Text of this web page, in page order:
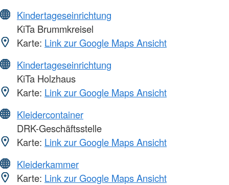
Kindertageseinrichtung
KiTa Brummkreisel
Karte: Link zur Google Maps Ansicht
Kindertageseinrichtung
KiTa Holzhaus
Karte: Link zur Google Maps Ansicht
Kleidercontainer
DRK-Geschäftsstelle
Karte: Link zur Google Maps Ansicht
Kleiderkammer
Karte: Link zur Google Maps Ansicht